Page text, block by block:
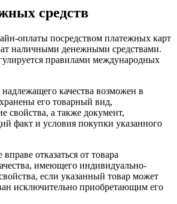
средств
оплаты посредством платежных карт
наличными денежными средствами.
правилами международных
надлежащего качества возможен в
его товарный вид,
свойства, а также документ,
факт и условия покупки указанного
отказаться от товара
имеющего индивидуально-
если указанный товар может
исключительно приобретающим его